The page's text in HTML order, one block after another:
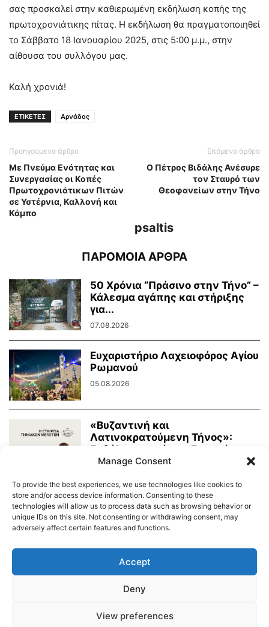
σας προσκαλεί στην καθιερωμένη εκδήλωση κοπής της
πρωτοχρονιάτικης πίτας. Η εκδήλωση θα πραγματοποιηθεί
το Σάββατο 18 Ιανουαρίου 2025, στις 5:00 μ.μ., στην
αίθουσα του συλλόγου μας.
Καλή χρονιά!
ΕΤΙΚΕΤΕΣ Αρνάδος
Προηγούμενο άρθρο
Με Πνεύμα Ενότητας και
Συνεργασίας οι Κοπές
Πρωτοχρονιάτικων Πιτών
σε Υστέρνια, Καλλονή και
Κάμπο
Επόμενο άρθρο
Ο Πέτρος Βιδάλης Ανέσυρε
τον Σταυρό των
Θεοφανείων στην Τήνο
psaltis
ΠΑΡΟΜΟΙΑ ΑΡΘΡΑ
50 Χρόνια “Πράσινο στην Τήνο” –
Κάλεσμα αγάπης και στήριξης
για...
07.08.2026
Ευχαριστήριο Λαχειοφόρος Αγίου
Ρωμανού
05.08.2026
«Βυζαντινή και
Λατινοκρατούμενη Τήνος»:
Εκδήλωση από την Εταιρεία
Τηνιακών Μελετών
Δημοτικό Λιμενικό Ταμείο Τήνου – Άνδρου
© 2026
Manage Consent
To provide the best experiences, we use technologies like cookies to
store and/or access device information. Consenting to these
technologies will allow us to process data such as browsing behavior or
unique IDs on this site. Not consenting or withdrawing consent, may
adversely affect certain features and functions.
Accept
Deny
View preferences